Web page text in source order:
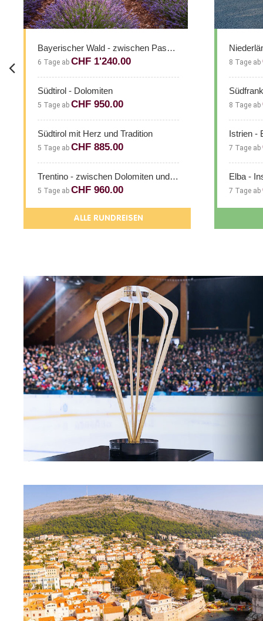
Trentino - zwischen Dolomiten und Gardasee
8 Tage abCHF 2'510.00
Südfrankreich - zwischen Mittelmeer und Pyrenäen
8 Tage abCHF 2'650.00
Istrien - Berge und Meer
7 Tage abCHF 1'760.00
Elba - Insel der Kontraste
7 Tage abCHF 1'675.00
ALLE AKTIVREISEN